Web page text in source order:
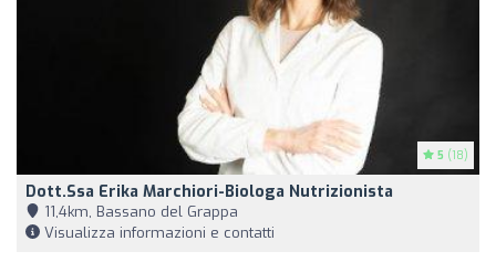
5 (18)
Dott.ssa Erika Marchiori-Biologa Nutrizionista
11,4km, Bassano del Grappa
Visualizza informazioni e contatti